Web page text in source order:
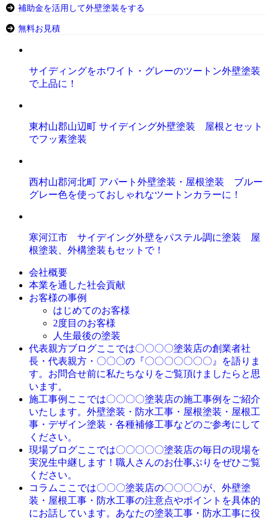
補助金を活用して外壁塗装をする
無料お見積
サイディングをホワイト・グレーのツートン外壁塗装
で上品に！
東村山郡山辺町 サイデイング外壁塗装 屋根とセット
でフッ素塗装
西村山郡河北町 アパート外壁塗装・屋根塗装 ブルー
グレー色を使っておしゃれなツートンカラーに！
寒河江市 サイデイング外壁をパステル調に塗装 屋
根塗装、外構塗装もセットで！
会社概要
本業を通した社会貢献
お客様の事例
はじめてのお客様
2度目のお客様
人生最後の塗装
代表親方ブログここでは〇〇〇〇塗装店の創業者社
長・代表親方・〇〇〇の『〇〇〇〇〇〇〇』を語りま
す。お問合せ前に私たちなりをご覧頂けましたらと思
います。
施工事例 ここでは〇〇〇〇塗装店の施工事例をご紹介
いたします。外壁塗装・防水工事・屋根塗装・屋根工
事・デザイン塗装・各種補修工事などのご参考にして
ください。
現場ブログここでは〇〇〇〇〇塗装店の毎日の現場を
実況生中継します！職人さんのお仕事ぶりをぜひご覧
ください。
コラム ここでは〇〇〇塗装店の〇〇〇〇が、外壁塗
装・屋根工事・防水工事の注意点やポイントを具体的
にお話しています。あなたの塗装工事・防水工事に役